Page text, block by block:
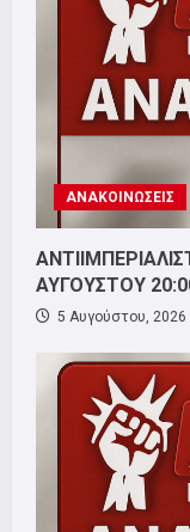
ΑΝΑΚΟΙΝΩΣΕΙΣ
ΑΥΓΟΥΣΤΟΥ
5 Αυγούστου, 2026